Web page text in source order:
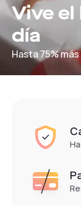
Vive
día
Hasta 75%